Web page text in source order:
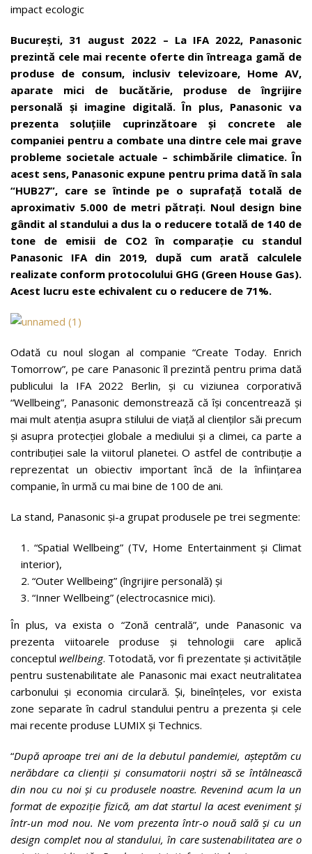
impact ecologic
București, 31 august 2022 – La IFA 2022, Panasonic
prezintă cele mai recente oferte din întreaga gamă de
produse de consum, inclusiv televizoare, Home AV,
aparate mici de bucătărie, produse de îngrijire
personală și imagine digitală. În plus, Panasonic va
prezenta soluțiile cuprinzătoare și concrete ale
companiei pentru a combate una dintre cele mai grave
probleme societale actuale – schimbările climatice. În
acest sens, Panasonic expune pentru prima dată în sala
“HUB27”, care se întinde pe o suprafață totală de
aproximativ 5.000 de metri pătrați. Noul design bine
gândit al standului a dus la o reducere totală de 140 de
tone de emisii de CO2 în comparație cu standul
Panasonic IFA din 2019, după cum arată calculele
realizate conform protocolului GHG (Green House Gas).
Acest lucru este echivalent cu o reducere de 71%.
Odată cu noul slogan al companie “Create Today. Enrich
Tomorrow”, pe care Panasonic îl prezintă pentru prima dată
publicului la IFA 2022 Berlin, și cu viziunea corporativă
“Wellbeing”, Panasonic demonstrează că își concentrează și
mai mult atenția asupra stilului de viață al clienților săi precum
și asupra protecției globale a mediului și a climei, ca parte a
contribuției sale la viitorul planetei. O astfel de contribuție a
reprezentat un obiectiv important încă de la înființarea
companie, în urmă cu mai bine de 100 de ani.
La stand, Panasonic și-a grupat produsele pe trei segmente:
“Spatial Wellbeing” (TV, Home Entertainment și Climat
interior),
“Outer Wellbeing” (îngrijire personală) și
“Inner Wellbeing” (electrocasnice mici).
În plus, va exista o “Zonă centrală”, unde Panasonic va
prezenta viitoarele produse și tehnologii care aplică
conceptul wellbeing. Totodată, vor fi prezentate și activitățile
pentru sustenabilitate ale Panasonic mai exact neutralitatea
carbonului și economia circulară. Și, bineînțeles, vor exista
zone separate în cadrul standului pentru a prezenta și cele
mai recente produse LUMIX și Technics.
“După aproape trei ani de la debutul pandemiei, așteptăm cu
nerăbdare ca clienții și consumatorii noștri să se întâlnească
din nou cu noi și cu produsele noastre. Revenind acum la un
format de expoziție fizică, am dat startul la acest eveniment și
într-un mod nou. Ne vom prezenta într-o nouă sală și cu un
design complet nou al standului, în care sustenabilitatea are o